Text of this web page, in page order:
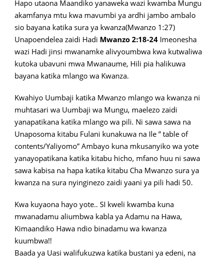
Hapo utaona Maandiko yanaweka wazi kwamba Mungu
akamfanya mtu kwa mavumbi ya ardhi jambo ambalo
sio bayana katika sura ya kwanza(Mwanzo 1:27)
Unapoendelea zaidi Hadi Mwanzo 2:18-24 Imeonesha
wazi Hadi jinsi mwanamke alivyoumbwa kwa kutwaliwa
kutoka ubavuni mwa Mwanaume, Hili pia halikuwa
bayana katika mlango wa Kwanza.
Kwahiyo Uumbaji katika Mwanzo mlango wa kwanza ni
muhtasari wa Uumbaji wa Mungu, maelezo zaidi
yanapatikana katika mlango wa pili. Ni sawa sawa na
Unaposoma kitabu Fulani kunakuwa na Ile ” table of
contents/Yaliyomo” Ambayo kuna mkusanyiko wa yote
yanayopatikana katika kitabu hicho, mfano huu ni sawa
sawa kabisa na hapa katika kitabu Cha Mwanzo sura ya
kwanza na sura nyinginezo zaidi yaani ya pili hadi 50.
Kwa kuyaona hayo yote.. SI kweli kwamba kuna
mwanadamu aliumbwa kabla ya Adamu na Hawa,
Kimaandiko Hawa ndio binadamu wa kwanza
kuumbwa!!
Baada ya Uasi walifukuzwa katika bustani ya edeni, na